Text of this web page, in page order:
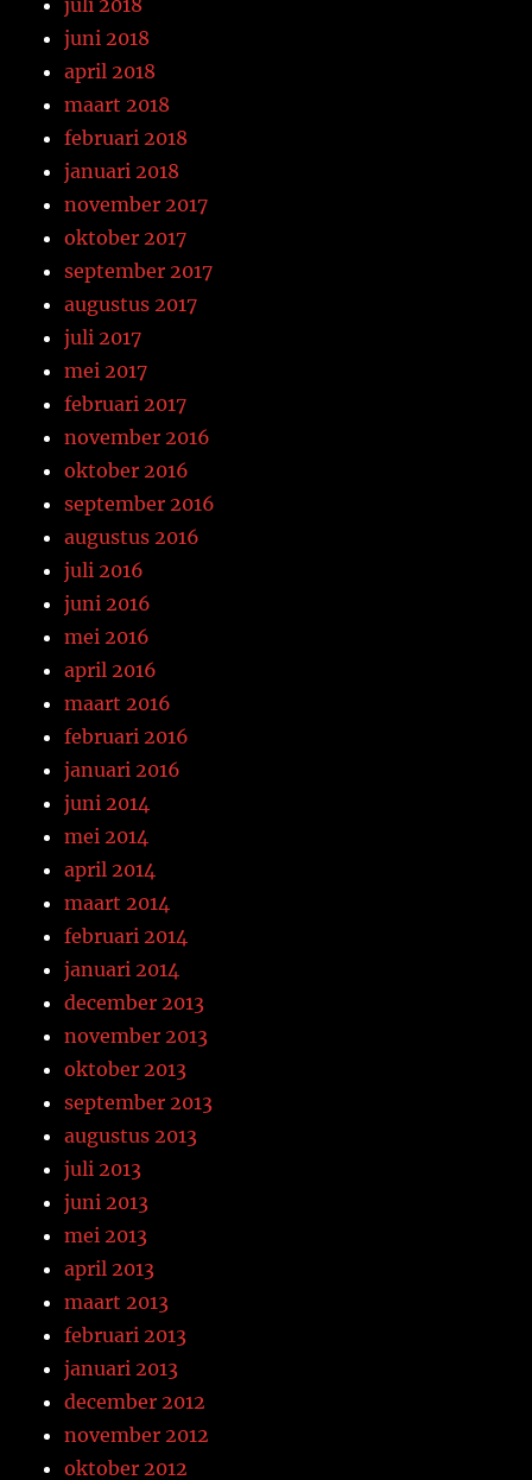
juni 2018
april 2018
maart 2018
februari 2018
januari 2018
november 2017
oktober 2017
september 2017
augustus 2017
juli 2017
mei 2017
februari 2017
november 2016
oktober 2016
september 2016
augustus 2016
juli 2016
juni 2016
mei 2016
april 2016
maart 2016
februari 2016
januari 2016
juni 2014
mei 2014
april 2014
maart 2014
februari 2014
januari 2014
december 2013
november 2013
oktober 2013
september 2013
augustus 2013
juli 2013
juni 2013
mei 2013
april 2013
maart 2013
februari 2013
januari 2013
december 2012
november 2012
oktober 2012